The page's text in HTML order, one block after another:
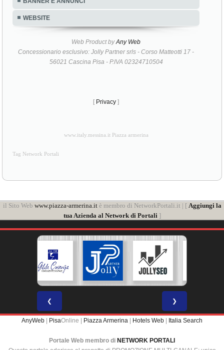
MEGA VETRINA AZIENDALE
BACKLINKS AL SITO UFFICIALE
BANNER E ANNUNCI
Web Product by Any Web
www.piazza-armerina.itè membro di NetworkPortali.it | [
tua Azienda al Network di Portali]